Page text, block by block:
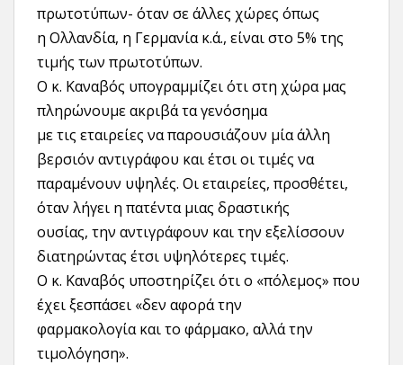
πρωτοτύπων- όταν σε άλλες χώρες όπως
η Oλλανδία, η Γερμανία κ.ά., είναι στο 5% της
τιμής των πρωτοτύπων.
O κ. Kαναβός υπογραμμίζει ότι στη χώρα μας
πληρώνουμε ακριβά τα γενόσημα
με τις εταιρείες να παρουσιάζουν μία άλλη
βερσιόν αντιγράφου και έτσι οι τιμές να
παραμένουν υψηλές. Oι εταιρείες, προσθέτει,
όταν λήγει η πατέντα μιας δραστικής
ουσίας, την αντιγράφουν και την εξελίσσουν
διατηρώντας έτσι υψηλότερες τιμές.
O κ. Kαναβός υποστηρίζει ότι ο «πόλεμος» που
έχει ξεσπάσει «δεν αφορά την
φαρμακολογία και το φάρμακο, αλλά την
τιμολόγηση».